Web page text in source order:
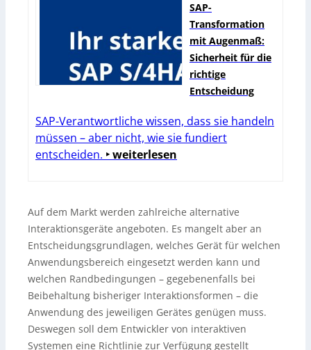
SAP-
Transformation
mit Augenmaß:
Sicherheit für die
richtige
Entscheidung
SAP-Verantwortliche wissen, dass sie handeln
müssen – aber nicht, wie sie fundiert
entscheiden. ‣ weiterlesen
Auf dem Markt werden zahlreiche alternative
Interaktionsgeräte angeboten. Es mangelt aber an
Entscheidungsgrundlagen, welches Gerät für welchen
Anwendungsbereich eingesetzt werden kann und
welchen Randbedingungen – gegebenenfalls bei
Beibehaltung bisheriger Interaktionsformen – die
Anwendung des jeweiligen Gerätes genügen muss.
Deswegen soll dem Entwickler von interaktiven
Systemen eine Richtlinie zur Verfügung gestellt